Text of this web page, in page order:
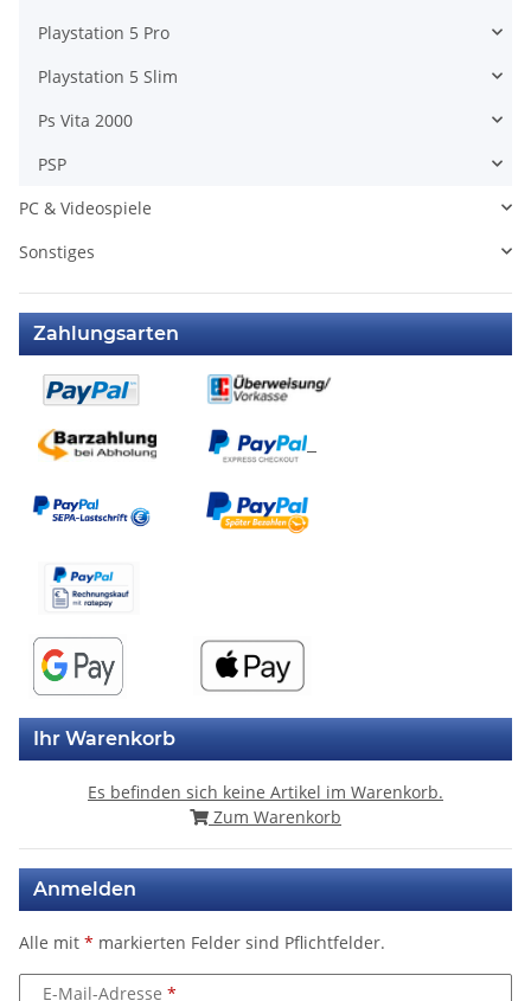
Playstation 5 Pro
Playstation 5 Slim
Ps Vita 2000
PSP
PC & Videospiele
Sonstiges
Zahlungsarten
Ihr Warenkorb
Es befinden sich keine Artikel im Warenkorb.
Zum Warenkorb
Anmelden
Alle mit * markierten Felder sind Pflichtfelder.
E-Mail-Adresse